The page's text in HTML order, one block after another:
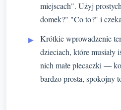
miejscach". Użyj
domek?" "Co to?" i
Krótkie wprowadzenie
dzieciach, które
nich małe plecaczki —
bardzo prosta, spokojny